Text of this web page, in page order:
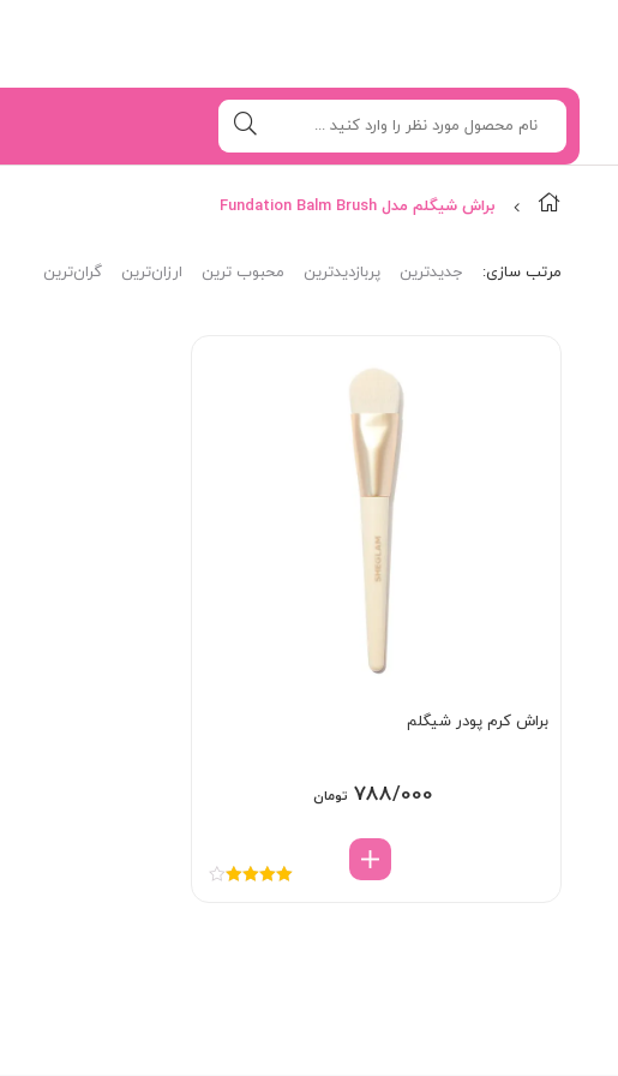
براش شیگلم مدل Fundation Balm Brush
مرتب‌ سازی: جدیدترین پربازدیدترین محبوب ترین ارزان‌ترین گران‌ترین
براش کرم پودر شیگلم
788/000 تومان